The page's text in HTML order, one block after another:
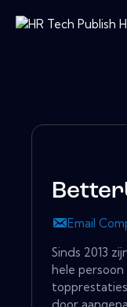
Email
Sinds 2013
hele